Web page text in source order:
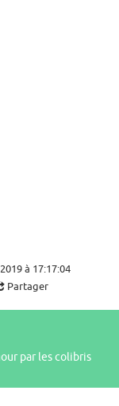
à 17:17:04
Partager
par lescolibris